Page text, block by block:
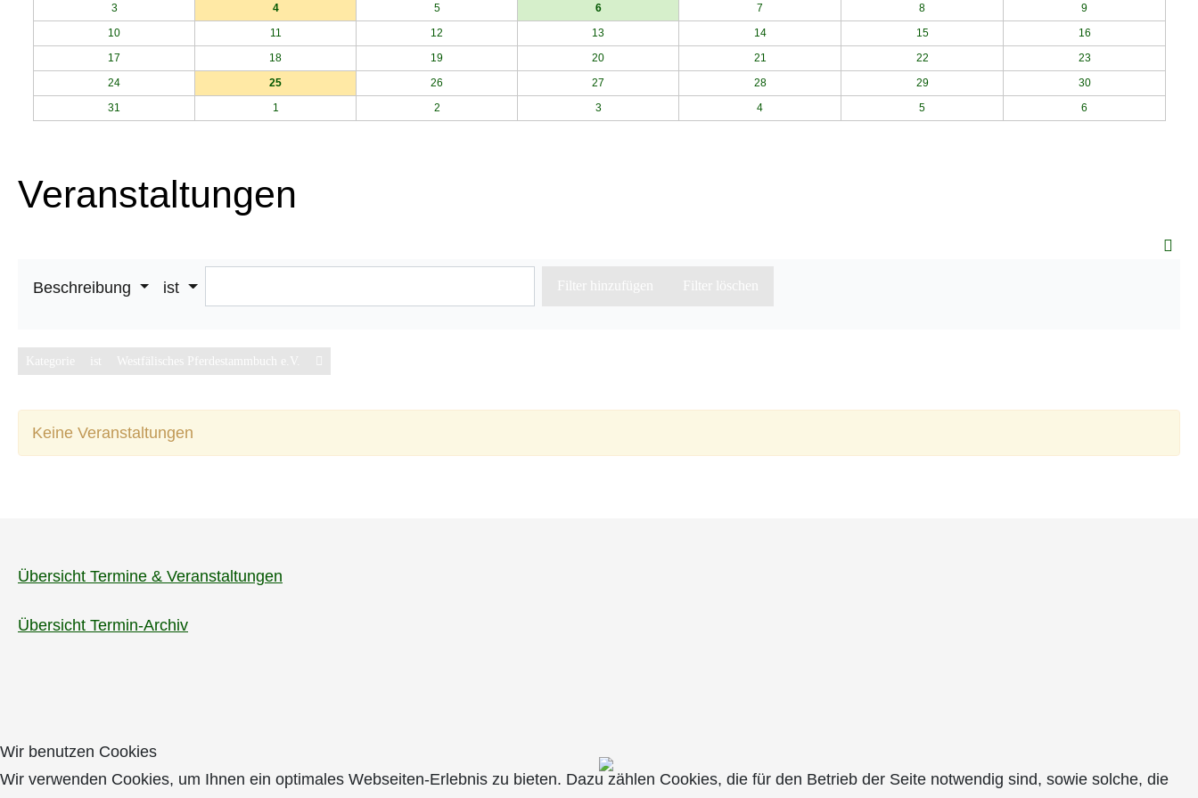
3
4 5 6 7 8
9
10
11 12 13 14 15
16
17
18 19 20 21 22
23
24
25 26 27 28 29
30
31
1 2 3 4 5 6
Veranstaltungen
Beschreibung ist Filter hinzufügen Filter löschen
Kategorie ist Westfälisches Pferdestammbuch e.V.
Keine Veranstaltungen
Übersicht Termine & Veranstaltungen
Übersicht Termin-Archiv
Wir benutzen Cookies
Wir verwenden Cookies, um Ihnen ein optimales Webseiten-Erlebnis zu bieten. Dazu zählen Cookies, die für den Betrieb der Seite notwendig sind, sowie solche, die